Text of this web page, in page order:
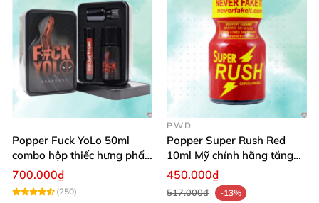
Popper Fuck YoLo 50ml
combo hộp thiếc hưng phấn
mạnh mẽ
700.000₫
(250)
PWD
Popper Super Rush Red
10ml Mỹ chính hãng tăng
khoái cảm nhanh
450.000₫
517.000₫
-13%